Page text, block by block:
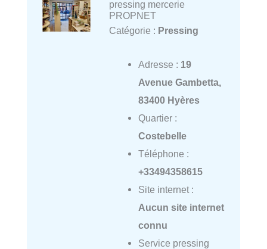
pressing mercerie
PROPNET
Catégorie : Pressing
Adresse : 19
Avenue Gambetta,
83400 Hyères
Quartier :
Costebelle
Téléphone :
+33494358615
Site internet :
Aucun site internet
connu
Service pressing